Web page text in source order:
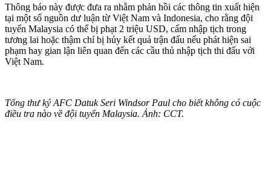
Thông báo này được đưa ra nhằm phản hồi các thông tin xuất hiện
tại một số nguồn dư luận từ Việt Nam và Indonesia, cho rằng đội
tuyển Malaysia có thể bị phạt 2 triệu USD, cấm nhập tịch trong
tương lai hoặc thậm chí bị hủy kết quả trận đấu nếu phát hiện sai
phạm hay gian lận liên quan đến các cầu thủ nhập tịch thi đấu với
Việt Nam.
Tổng thư ký AFC Datuk Seri Windsor Paul cho biết không có cuộc
điều tra nào về đội tuyển Malaysia. Ảnh: CCT.